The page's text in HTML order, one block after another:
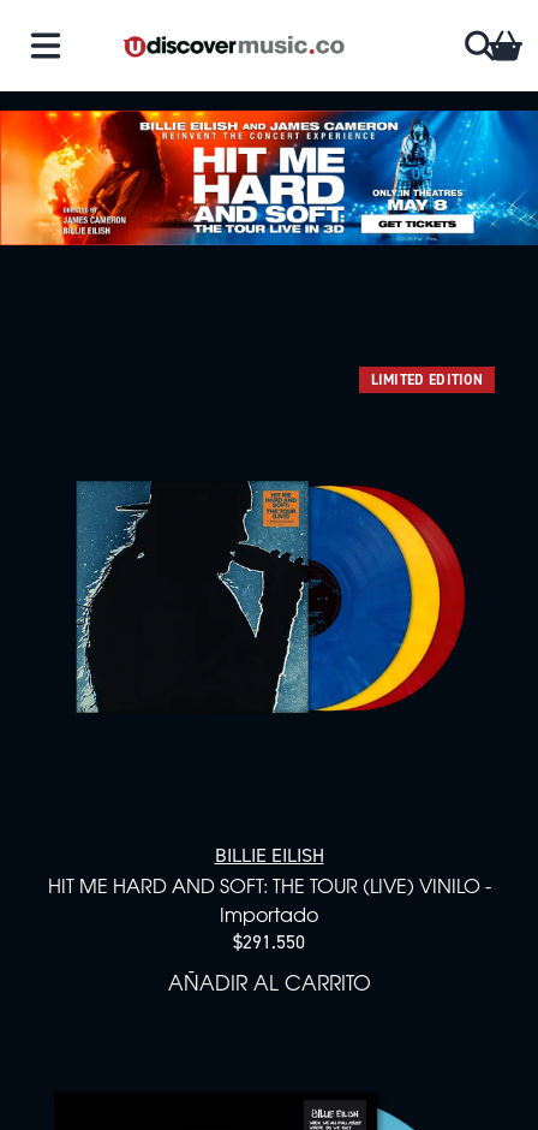
LIMITED EDITION
BILLIE EILISH
HIT ME HARD AND SOFT: THE TOUR (LIVE) VINILO -
Importado
$291.550
AÑADIR HIT ME HARD AND
AÑADIR AL CARRITO